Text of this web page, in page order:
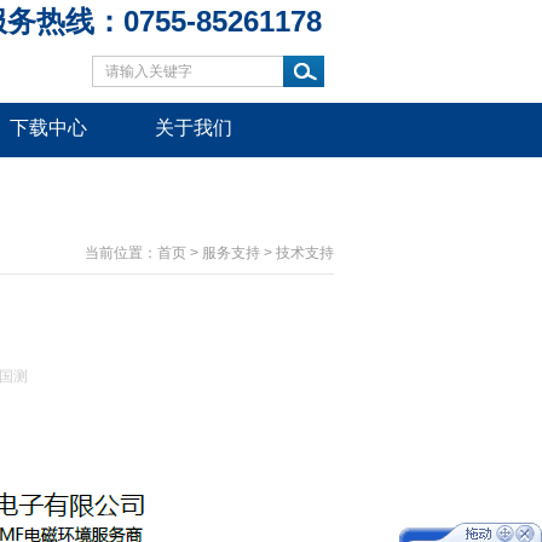
务热线：0755-85261178
下载中心 关于我们
当前位置： 首页 > 服务支持 > 技术支持
国测